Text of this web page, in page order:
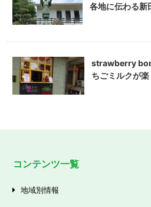
各地に伝わる新
strawberry
ちごミルクが楽
コンテンツ一覧
地域別情報